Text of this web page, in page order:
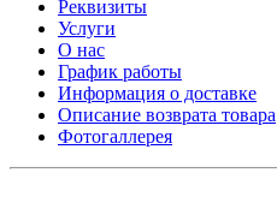
Реквизиты
Услуги
О нас
График работы
Информация о доставке
Описание возврата товара
Фотогаллерея